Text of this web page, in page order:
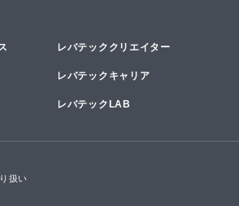
レバテッククリエイター
レバテックキャリア
レバテックLAB
扱い